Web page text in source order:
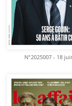
N°2025007 - 18